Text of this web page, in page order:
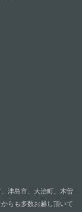
津島市、大治町、木曽
らも多数お越し頂いて